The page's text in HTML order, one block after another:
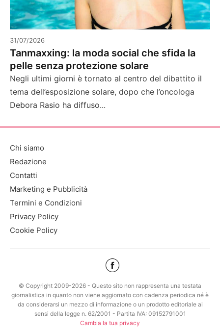
31/07/2026
Tanmaxxing: la moda social che sfida la
pelle senza protezione solare
Negli ultimi giorni è tornato al centro del dibattito il
tema dell’esposizione solare, dopo che l’oncologa
Debora Rasio ha diffuso...
Chi siamo
Redazione
Contatti
Marketing e Pubblicità
Termini e Condizioni
Privacy Policy
Cookie Policy
© Copyright 2009-2026 - Questo sito non rappresenta una testata
giornalistica in quanto non viene aggiornato con cadenza periodica né è
da considerarsi un mezzo di informazione o un prodotto editoriale ai
sensi della legge n. 62/2001 - Partita IVA: 09152791001
Cambia la tua privacy